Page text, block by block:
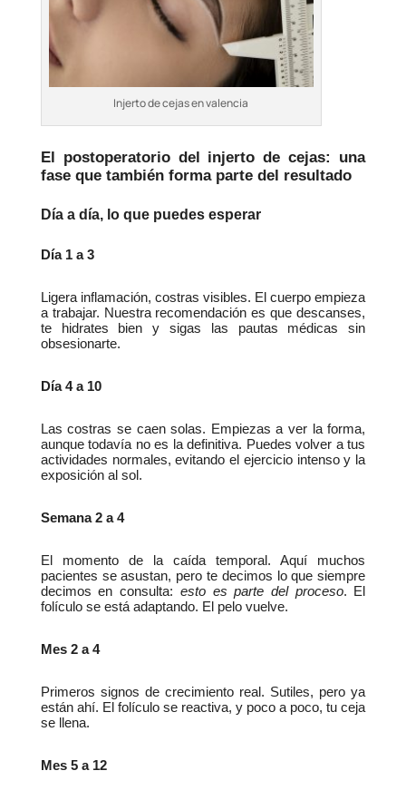
Injerto de cejas en valencia
El postoperatorio del injerto de cejas: una
fase que también forma parte del resultado
Día a día, lo que puedes esperar
Día 1 a 3
Ligera inflamación, costras visibles. El cuerpo empieza
a trabajar. Nuestra recomendación es que descanses,
te hidrates bien y sigas las pautas médicas sin
obsesionarte.
Día 4 a 10
Las costras se caen solas. Empiezas a ver la forma,
aunque todavía no es la definitiva. Puedes volver a tus
actividades normales, evitando el ejercicio intenso y la
exposición al sol.
Semana 2 a 4
El momento de la caída temporal. Aquí muchos
pacientes se asustan, pero te decimos lo que siempre
decimos en consulta: esto es parte del proceso. El
folículo se está adaptando. El pelo vuelve.
Mes 2 a 4
Primeros signos de crecimiento real. Sutiles, pero ya
están ahí. El folículo se reactiva, y poco a poco, tu ceja
se llena.
Mes 5 a 12